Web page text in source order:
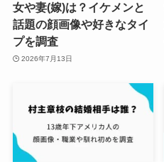
女や妻(嫁)は？イケメンと
話題の顔画像や好きなタイ
プを調査
2026年7月13日